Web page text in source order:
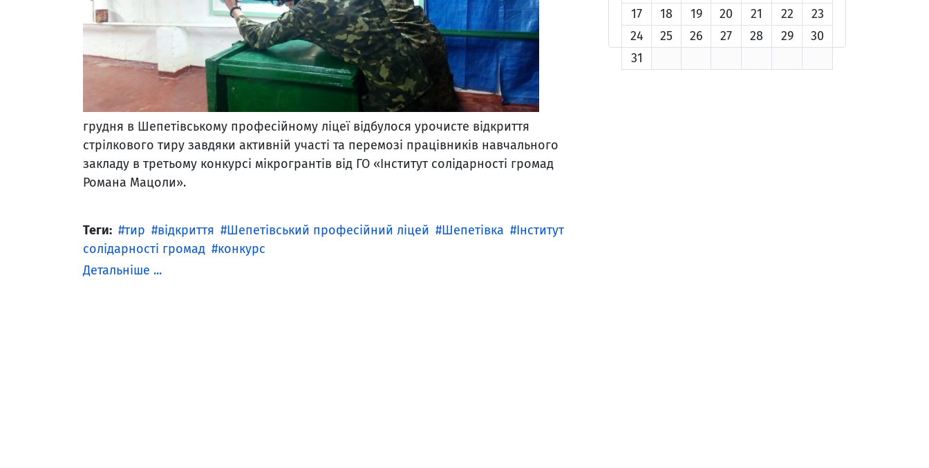
грудня в Шепетівському професійному ліцеї відбулося урочисте відкриття
стрілкового тиру завдяки активній участі та перемозі працівників навчального
закладу в третьому конкурсі мікрогрантів від ГО «Інститут солідарності громад
Романа Мацоли».
Теги: тир відкриття Шепетівський професійний ліцей Шепетівка
Інститут
солідарності громад
конкурс
Детальніше ...
17
18 19 20 21 22
23
24
25 26 27 28 29
30
31